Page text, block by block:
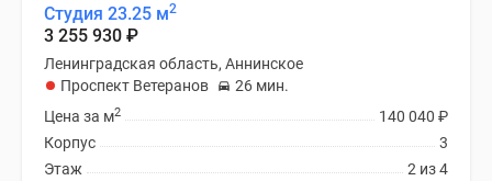
Студия 23.25 м2
3 255 930 ₽
Ленинградская область, Аннинское
Проспект Ветеранов
26 мин.
140 040 ₽
Цена за м2
3
Корпус
2 из 4
Этаж